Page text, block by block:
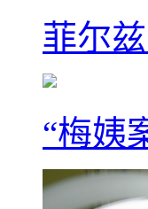
菲尔
“梅姨